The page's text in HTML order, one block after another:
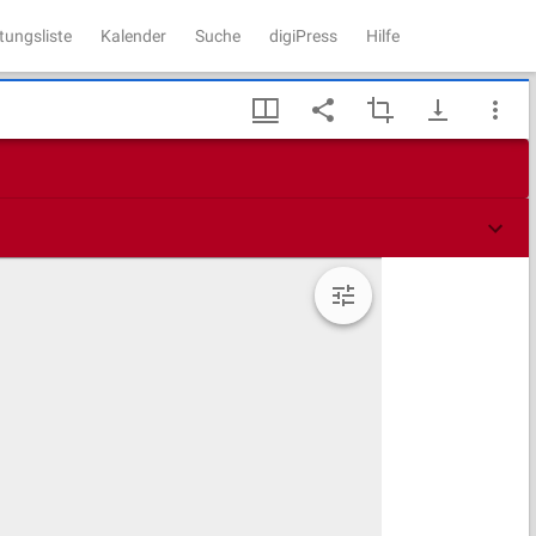
Kalender Suche digiPress Hilfe